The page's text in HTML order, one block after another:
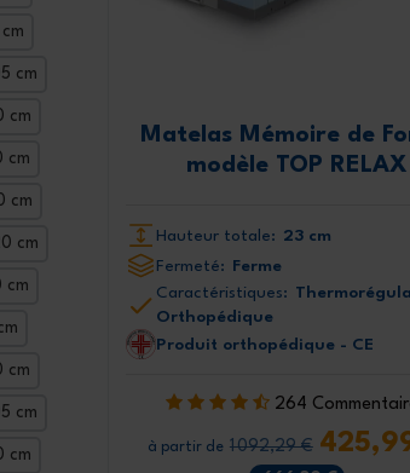
Matelas Mémoire de
modèle TOP RELAX
Hauteur totale: 23 cm
Fermeté: Ferme
Caractéristiques:
Orthopédique
Produit orthopédique - CE
264
à partir de 1 092,29 €
cm
cm
cm
cm
cm
cm
cm
cm
cm
cm